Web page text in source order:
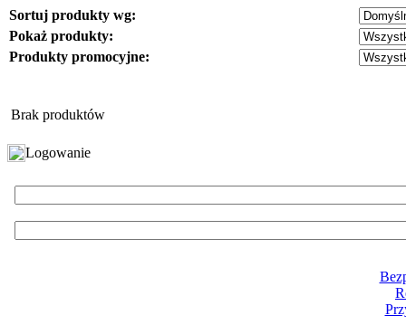
Sortuj produkty wg:
Pokaż produkty:
Produkty promocyjne:
Brak produktów
Logowanie